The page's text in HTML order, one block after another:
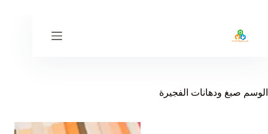
المحتوى
الوسم صبغ ودهانات الفجيرة